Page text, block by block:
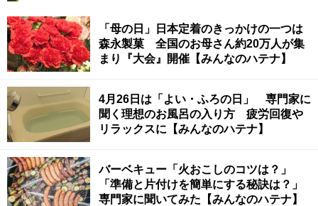
「母の日」日本定着のきっかけの一つは
森永製菓 全国のお母さん約20万人が集
まり『大会』開催【みんなのハテナ】
4月26日は「よい・ふろの日」 専門家に
聞く理想のお風呂の入り方 疲労回復や
リラックスに【みんなのハテナ】
バーベキュー「火おこしのコツは？」
「準備と片付けを簡単にする秘訣は？」
専門家に聞いてみた【みんなのハテナ】